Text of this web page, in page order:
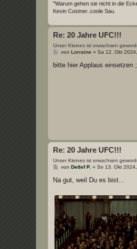
"Warum gehen sie nicht in die
Kevin Costner..coole Sau.
Re: 20 Jahre UFC!!!
Unser Kleines ist erwachsen
B
i
von Lorraine » Sa 12. Okt
bitte hier Applaus einsetzen
Re: 20 Jahre UFC!!!
Unser Kleines ist erwachsen
B
i
a
von Detlef P. » So 13. Okt
Na gut, weil Du es bist...